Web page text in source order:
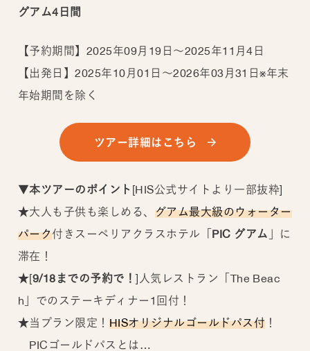
グアム4日間
【予約期間】2025年09月19日～2025年11月4日
【出発日】2025年10月01日～2026年03月31日※年末
年始期間を除く
ツアー詳細はこちら
▼本ツアーのポイント [HIS公式サイトより一部抜粋]
★大人も子供も楽しめる、 グアム最大級のウォーター
パーク付きスーペリアクラスホテル「 PIC グアム 」に
滞在！
★[9/18までの予約で！]人気レストラン「The Beac
h」でのステーキディナー1回付！
★当プラン限定！ HISオリジナルゴールドパス付 ！
PICゴールドパスとは…